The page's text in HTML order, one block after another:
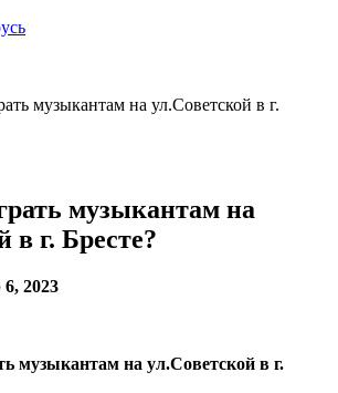
музыкантам на ул.Советской в г.
музыкантам на
в г. Бресте?
2023
музыкантам на ул.Советской в г.